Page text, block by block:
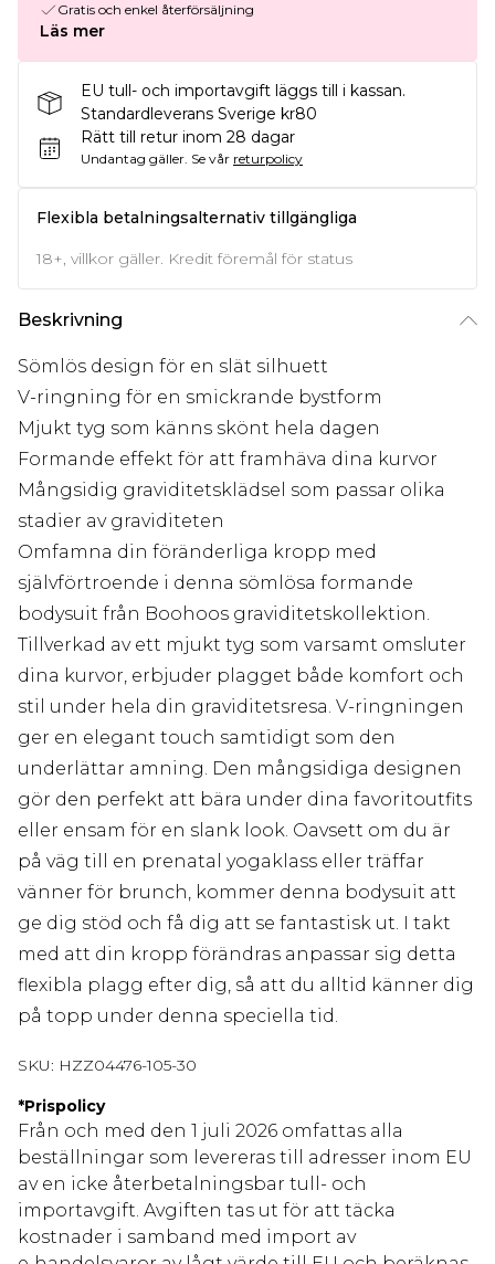
Gratis och enkel återförsäljning
Läs mer
EU tull- och importavgift läggs till i kassan.
Standardleverans Sverige kr80
Rätt till retur inom 28 dagar
Undantag gäller. Se vår returpolicy
Flexibla betalningsalternativ tillgängliga
18+, villkor gäller. Kredit föremål för status
Beskrivning
Sömlös design för en slät silhuett
V-ringning för en smickrande bystform
Mjukt tyg som känns skönt hela dagen
Formande effekt för att framhäva dina kurvor
Mångsidig graviditetsklädsel som passar olika
stadier av graviditeten
Omfamna din föränderliga kropp med
självförtroende i denna sömlösa formande
bodysuit från Boohoos graviditetskollektion.
Tillverkad av ett mjukt tyg som varsamt omsluter
dina kurvor, erbjuder plagget både komfort och
stil under hela din graviditetsresa. V-ringningen
ger en elegant touch samtidigt som den
underlättar amning. Den mångsidiga designen
gör den perfekt att bära under dina favoritoutfits
eller ensam för en slank look. Oavsett om du är
på väg till en prenatal yogaklass eller träffar
vänner för brunch, kommer denna bodysuit att
ge dig stöd och få dig att se fantastisk ut. I takt
med att din kropp förändras anpassar sig detta
flexibla plagg efter dig, så att du alltid känner dig
på topp under denna speciella tid.
SKU: HZZ04476-105-30
*Prispolicy
Från och med den 1 juli 2026 omfattas alla
beställningar som levereras till adresser inom EU
av en icke återbetalningsbar tull- och
importavgift. Avgiften tas ut för att täcka
kostnader i samband med import av